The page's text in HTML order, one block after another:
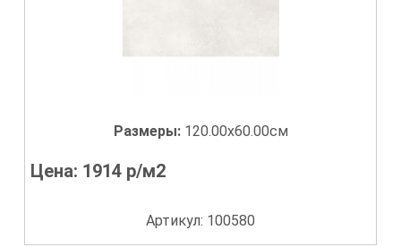
Размеры: 120.00x60.00см
Цена: 1914 р/м2
Артикул: 100580